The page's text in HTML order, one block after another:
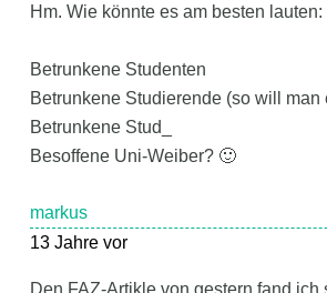
Hm. Wie könnte es am besten lauten:
Betrunkene Studenten
Betrunkene Studierende (so will man
Betrunkene Stud_
Besoffene Uni-Weiber? 🙂
markus
13 Jahre vor
Den FAZ-Artikle von gestern fand ich